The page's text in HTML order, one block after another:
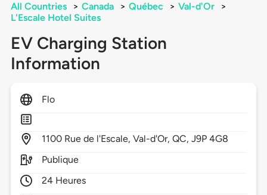
All Countries > Canada > Québec > Val-d'Or
>
L'Escale Hotel Suites
EV Charging Station
Information
Flo
1100 Rue de l'Escale,Val-d'Or,QC,J9P 4G8
Publique
24 Heures